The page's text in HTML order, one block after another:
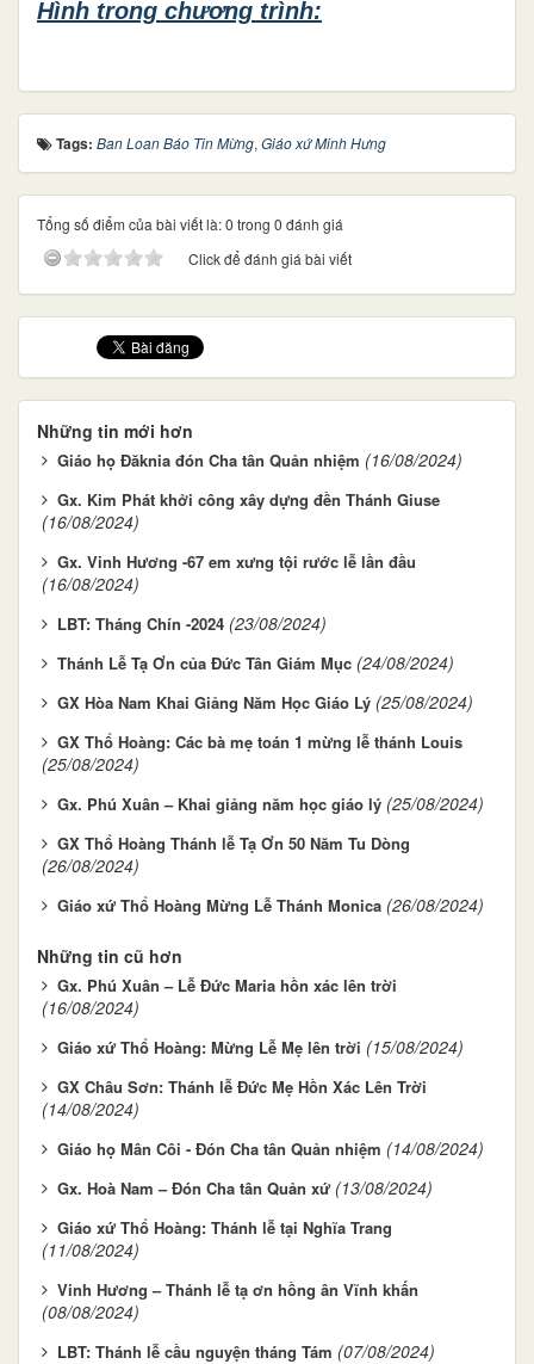
Hình trong chương trình:
Tags: Ban Loan Báo Tin Mừng, Giáo xứ Minh Hưng
Tổng số điểm của bài viết là: 0 trong 0 đánh giá
Click để đánh giá bài viết
Những tin mới hơn
Giáo họ Đăknia đón Cha tân Quản nhiệm (16/08/2024)
Gx. Kim Phát khởi công xây dựng đền Thánh Giuse
(16/08/2024)
Gx. Vinh Hương -67 em xưng tội rước lễ lần đầu
(16/08/2024)
LBT: Tháng Chín -2024 (23/08/2024)
Thánh Lễ Tạ Ơn của Đức Tân Giám Mục (24/08/2024)
GX Hòa Nam Khai Giảng Năm Học Giáo Lý (25/08/2024)
GX Thổ Hoàng: Các bà mẹ toán 1 mừng lễ thánh Louis
(25/08/2024)
Gx. Phú Xuân – Khai giảng năm học giáo lý (25/08/2024)
GX Thổ Hoàng Thánh lễ Tạ Ơn 50 Năm Tu Dòng
(26/08/2024)
Giáo xứ Thổ Hoàng Mừng Lễ Thánh Monica (26/08/2024)
Những tin cũ hơn
Gx. Phú Xuân – Lễ Đức Maria hồn xác lên trời
(16/08/2024)
Giáo xứ Thổ Hoàng: Mừng Lễ Mẹ lên trời (15/08/2024)
GX Châu Sơn: Thánh lễ Đức Mẹ Hồn Xác Lên Trời
(14/08/2024)
Giáo họ Mân Côi - Đón Cha tân Quản nhiệm (14/08/2024)
Gx. Hoà Nam – Đón Cha tân Quản xứ (13/08/2024)
Giáo xứ Thổ Hoàng: Thánh lễ tại Nghĩa Trang
(11/08/2024)
Vinh Hương – Thánh lễ tạ ơn hồng ân Vĩnh khấn
(08/08/2024)
LBT: Thánh lễ cầu nguyện tháng Tám (07/08/2024)